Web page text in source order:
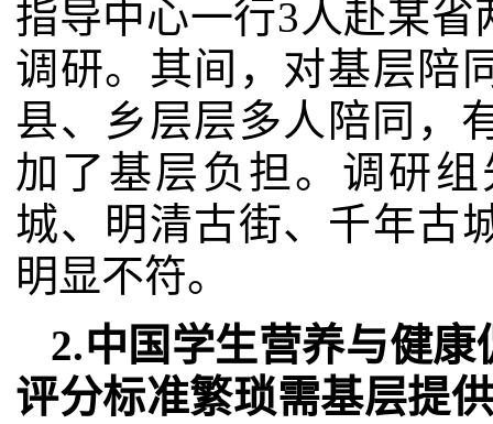
指导中心一行3人赴某
调研。其间，对基层陪
县、乡层层多人陪同，
加了基层负担。调研
城、明清古街、千年古
明显不符。
2.中国学生营养与健
评分标准繁琐需基层提